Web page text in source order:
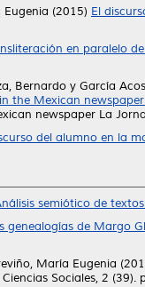
Eugenia (2015) El
en paralelo
Bernardo y García
the Mexican
newspaper La
del alumno en la
semiótico de
genealogías de Margo
María Eugenia
Sociales, 2